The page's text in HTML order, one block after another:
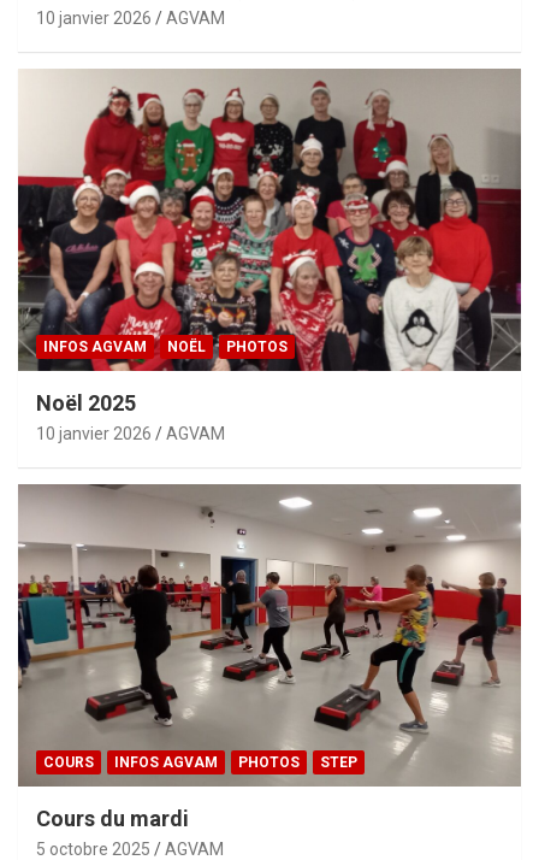
10 janvier 2026 AGVAM
INFOS AGVAM NOËL PHOTOS
Noël 2025
10 janvier 2026 AGVAM
COURS INFOS AGVAM PHOTOS STEP
Cours du mardi
5 octobre 2025 AGVAM